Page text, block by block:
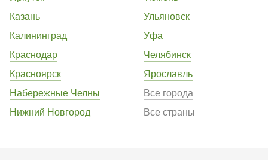
Казань
Калининград
Краснодар
Красноярск
Набережные Челны
Нижний Новгород
Ульяновск
Уфа
Челябинск
Ярославль
Все города
Все страны